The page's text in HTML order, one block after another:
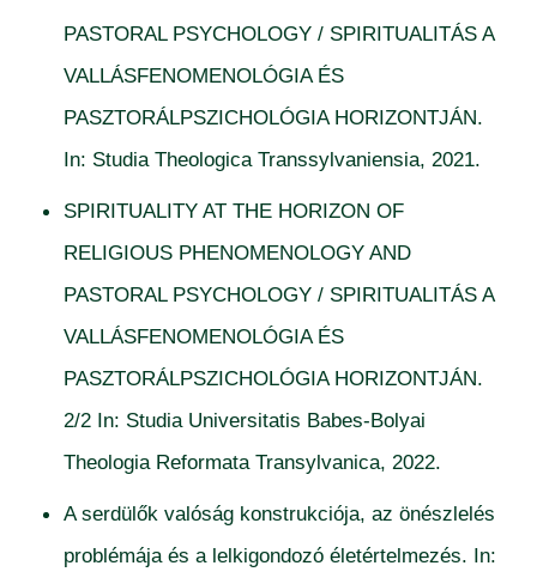
PASTORAL PSYCHOLOGY / SPIRITUALITÁS A
VALLÁSFENOMENOLÓGIA ÉS
PASZTORÁLPSZICHOLÓGIA HORIZONTJÁN.
In: Studia Theologica Transsylvaniensia, 2021.
SPIRITUALITY AT THE HORIZON OF
RELIGIOUS PHENOMENOLOGY AND
PASTORAL PSYCHOLOGY / SPIRITUALITÁS A
VALLÁSFENOMENOLÓGIA ÉS
PASZTORÁLPSZICHOLÓGIA HORIZONTJÁN.
2/2 In: Studia Universitatis Babes-Bolyai
Theologia Reformata Transylvanica, 2022.
A serdülők valóság konstrukciója, az önészlelés
problémája és a lelkigondozó életértelmezés. In: